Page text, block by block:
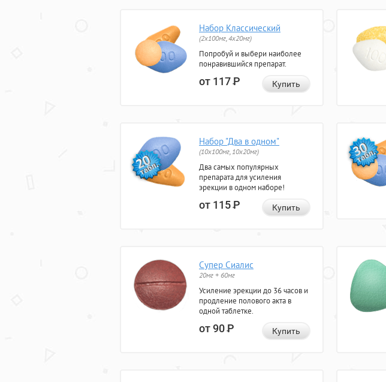
Набор Классический
(2x100мг, 4x20мг)
Попробуй и выбери наиболее
понравившийся препарат.
от 117Р Купить
Набор "Два в одном"
(10x100мг, 10x20мг)
Два самых популярных
препарата для усиления
эрекции в одном наборе!
от 115Р Купить
Супер Сиалис
20мг + 60мг
Усиление эрекции до 36 часов и
продление полового акта в
одной таблетке.
от 90Р Купить